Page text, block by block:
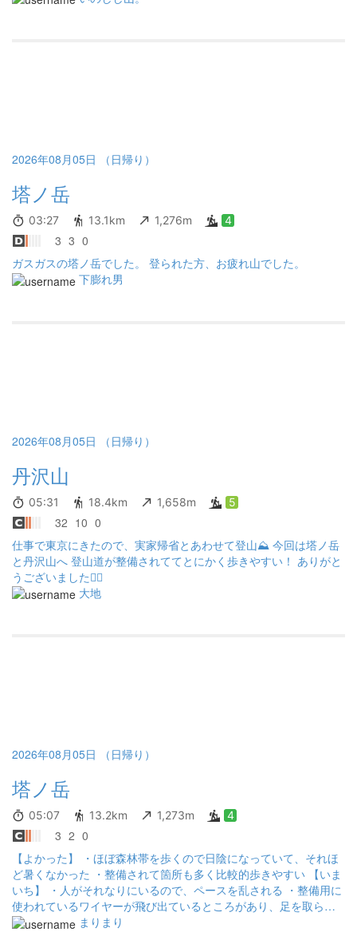
ようかなと考えながら下山した。
2026年08月05日 （日帰り）
塔ノ岳
03:27 13.1km 1,276m 4
3 3 0
ガスガスの塔ノ岳でした。 登られた方、お疲れ山でした。
下膨れ男
2026年08月05日 （日帰り）
丹沢山
05:31 18.4km 1,658m 5
32 10 0
仕事で東京にきたので、実家帰省とあわせて登山⛰️ 今回は塔ノ岳
と丹沢山へ 登山道が整備されててとにかく歩きやすい！ ありがと
うございました🙇‍♂️
大地
2026年08月05日 （日帰り）
塔ノ岳
05:07 13.2km 1,273m 4
3 2 0
【よかった】 ・ほぼ森林帯を歩くので日陰になっていて、それほ
ど暑くなかった ・整備されて箇所も多く比較的歩きやすい 【いま
いち】 ・人がそれなりにいるので、ペースを乱される ・整備用に
使われているワイヤーが飛び出ているところがあり、足を取られ
ることがあった ・保護目的で木道を外れないでと書いてあるにも
まりまり